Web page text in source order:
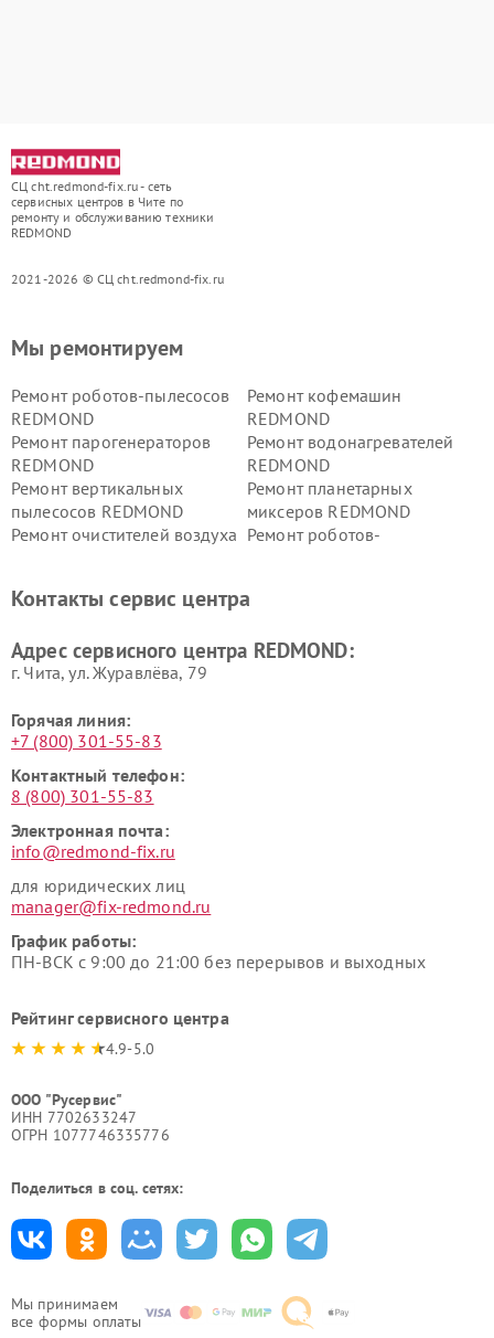
СЦ cht.redmond-fix.ru - сеть
сервисных центров в Чите по
ремонту и обслуживанию техники
REDMOND
2021-2026 © СЦ cht.redmond-fix.ru
Мы принимаем
все формы оплаты
Мы ремонтируем
Ремонт роботов-пылесосов
REDMOND
Ремонт кофемашин
REDMOND
Ремонт парогенераторов
REDMOND
Ремонт водонагревателей
REDMOND
Ремонт вертикальных
пылесосов REDMOND
Ремонт планетарных
миксеров REDMOND
Ремонт очистителей воздуха Ремонт роботов-
Контакты сервис центра
Адрес сервисного центра REDMOND:
г. Чита, ул. Журавлёва, 79
Горячая линия:
+7 (800) 301-55-83
Контактный телефон:
8 (800) 301-55-83
Электронная почта:
info@redmond-fix.ru
для юридических лиц
manager@fix-redmond.ru
График работы:
ПН-ВСК с 9:00 до 21:00 без перерывов и выходных
Рейтинг сервисного центра
4.9-5.0
ООО "Русервис"
ИНН 7702633247
ОГРН 1077746335776
Поделиться в соц. сетях: